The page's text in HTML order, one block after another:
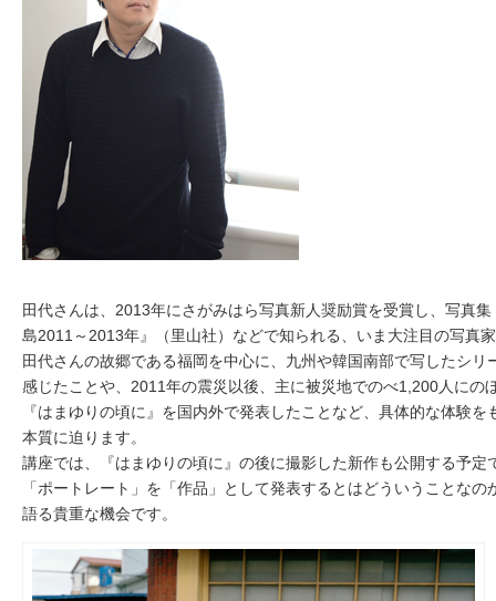
田代さんは、2013年にさがみはら写真新人奨励賞を受賞し、写真
島2011～2013年』（里山社）などで知られる、いま大注目の写真
田代さんの故郷である福岡を中心に、九州や韓国南部で写したシリ
感じたことや、2011年の震災以後、主に被災地でのべ1,200人にの
『はまゆりの頃に』を国内外で発表したことなど、具体的な体験
本質に迫ります。
講座では、『はまゆりの頃に』の後に撮影した新作も公開する予定
「ポートレート」を「作品」として発表するとはどういうことな
語る貴重な機会です。